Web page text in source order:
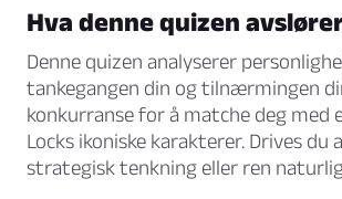
Hva denne quizen
Denne quizen analyserer
tankegangen din og tilnærmingen
konkurranse for å matche deg med
Locks ikoniske karakterer. Drives du
strategisk tenkning eller ren